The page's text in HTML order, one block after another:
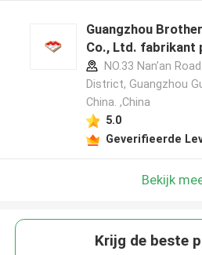
Guangzhou
Co., Ltd. fabrikant
NO.33 Nan'an
District, Guangzhou
China. ,China
5.0
Geverifieerde
Bekijk
Krijg de beste